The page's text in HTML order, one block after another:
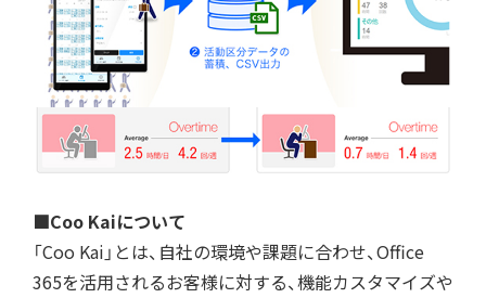
■Coo Kaiについて
「Coo Kai」とは、自社の環境や課題に合わせ、Office
365を活用されるお客様に対する、機能カスタマイズや